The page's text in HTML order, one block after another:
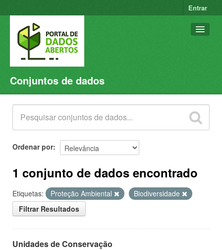
Entrar
Conjuntos de dados
Organizações
Grupos
Sobre
Conjuntos de dados
Ordenar por
1 conjunto de dados encontrado
Etiquetas: Proteção Ambiental
Biodiversidade
Filtrar Resultados
Unidades de Conservação